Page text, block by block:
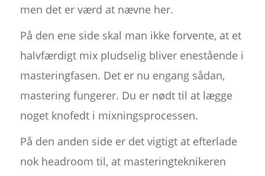
men det er værd at nævne her.
På den ene side skal man ikke forvente, at et
halvfærdigt mix pludselig bliver enestående i
masteringfasen. Det er nu engang sådan,
mastering fungerer. Du er nødt til at lægge
noget knofedt i mixningsprocessen.
På den anden side er det vigtigt at efterlade
nok headroom til, at masteringteknikeren